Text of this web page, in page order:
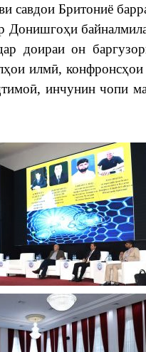
савдои Бритониё
доираи он
илмӣ,
инчунин чопи